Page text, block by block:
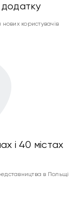
користувачів
і 40 містах
в Польщі